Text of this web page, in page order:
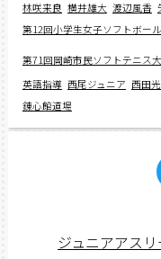
林咲来良 横井雄大 渡辺風香
第12回小学生女子ソフトボー
第71回岡崎市民ソフトテニス
英語指導 西尾ジュニア 西田
錬心館道場
ジュニアアス